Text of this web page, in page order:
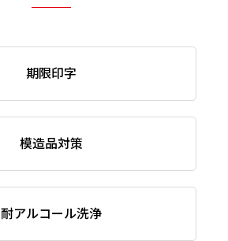
期限印字
模造品対策
耐アルコール洗浄